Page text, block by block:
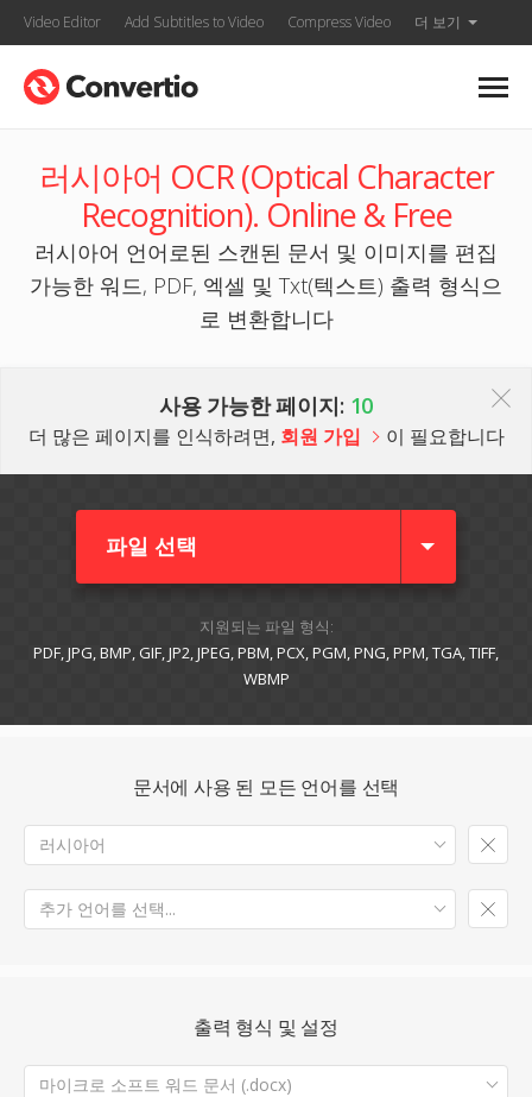
Video Editor Add Subtitles to Video Compress Video 더 보기
러시아어 OCR (Optical Character
Recognition). Online & Free
러시아어 언어로된 스캔된 문서 및 이미지를 편집
가능한 워드, PDF, 엑셀 및 Txt(텍스트) 출력 형식으
로 변환합니다
사용 가능한 페이지: 10
더 많은 페이지를 인식하려면, 회원 가입 이 필요합니다
파일 선택
지원되는 파일 형식:
PDF, JPG, BMP, GIF, JP2, JPEG, PBM, PCX, PGM, PNG, PPM, TGA, TIFF,
WBMP
문서에 사용 된 모든 언어를 선택
러시아어
추가 언어를 선택...
출력 형식 및 설정
마이크로 소프트 워드 문서 (.docx)